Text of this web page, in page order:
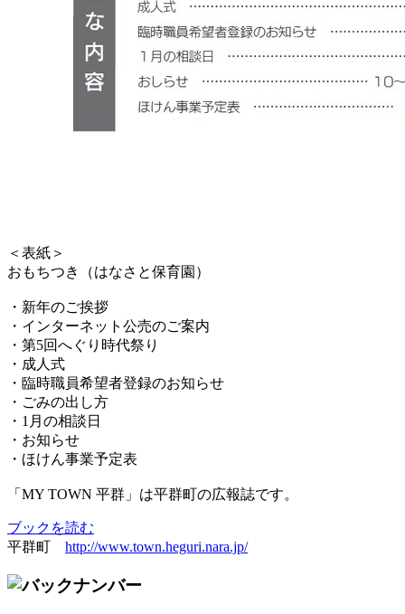
＜表紙＞
おもちつき（はなさと保育園）
・新年のご挨拶
・インターネット公売のご案内
・第5回へぐり時代祭り
・成人式
・臨時職員希望者登録のお知らせ
・ごみの出し方
・1月の相談日
・お知らせ
・ほけん事業予定表
「MY TOWN 平群」は平群町の広報誌です。
ブックを読む
平群町 http://www.town.heguri.nara.jp/